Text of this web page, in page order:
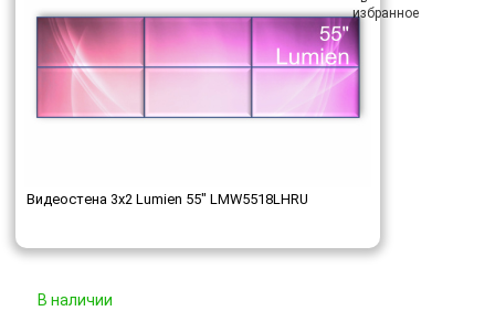
Видеостена 3x2 Lumien 55" LMW5518LHRU
В наличии